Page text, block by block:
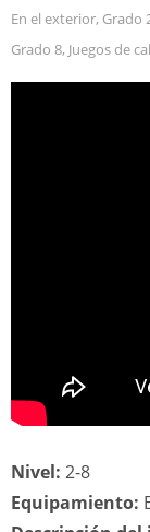
En el exterior, Grado
Grado 8, Juegos de
Nivel: 2-8
Equipamiento: